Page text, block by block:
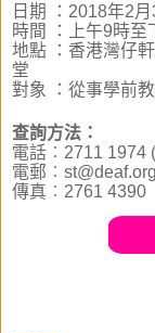
日期 ：2018年2月
時間 ：上午9時至
地點 ：香港灣仔
堂
對象 ：從事學前
查詢方法：
電話︰2711 1974
電郵
傳真︰2761 4390